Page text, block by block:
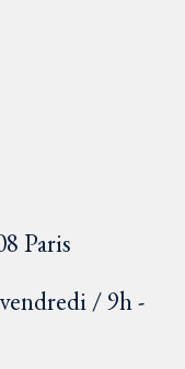
Paris
/ 9h -